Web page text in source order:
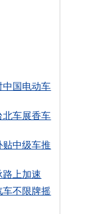
中国电动车
北车展香车
贴中级车推
路上加速
车不限牌摇